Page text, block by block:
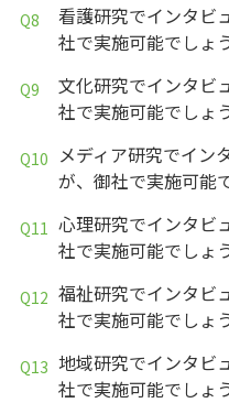
看護研究でインタビ
社で実施可能でしょ
文化研究でインタビ
社で実施可能でしょ
メディア研究でイン
が、御社で実施可能
心理研究でインタビ
社で実施可能でしょ
福祉研究でインタビ
社で実施可能でしょ
地域研究でインタビ
社で実施可能でしょ